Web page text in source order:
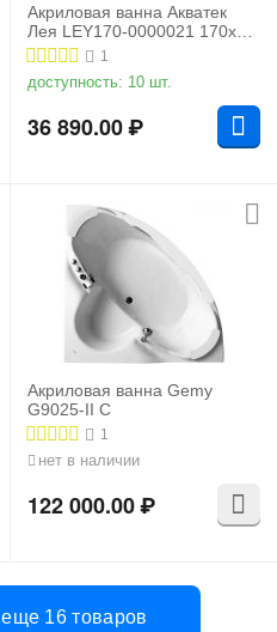
Акриловая ванна Акватек
Лея LEY170-0000021 170x75
слив слева1
доступность: 10 шт.
36 890.00₽
Акриловая ванна Gemy
G9025-II С
1
нет в наличии
122 000.00₽
еще 16 товаров